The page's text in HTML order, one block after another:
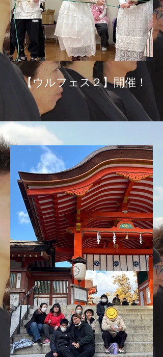
【ウルフェス２】開催！